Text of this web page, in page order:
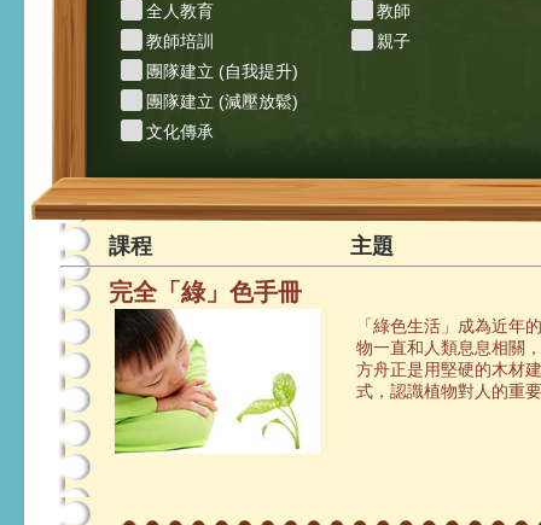
全人教育
教師培訓
團隊建立 (自我提升)
團隊建立 (減壓放鬆)
文化傳承
教師
親子
課程 主題
完全「綠」色手冊
「綠色生活」成為近年
物一直和人類息息相關
方舟正是用堅硬的木材
式，認識植物對人的重